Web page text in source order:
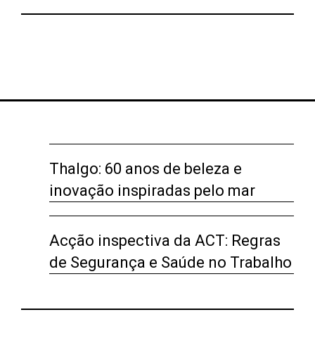
Thalgo: 60 anos de beleza e
inovação inspiradas pelo mar
Acção inspectiva da ACT: Regras
de Segurança e Saúde no Trabalho